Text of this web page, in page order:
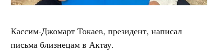
Кассим-Джомарт Токаев, президент, написал
письма близнецам в Актау.